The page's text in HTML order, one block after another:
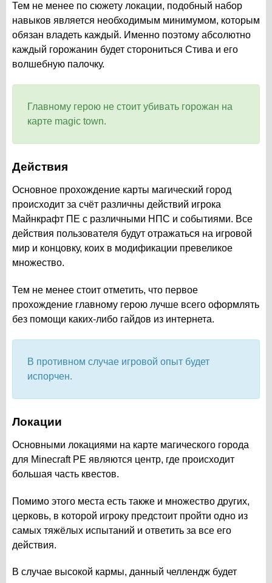
Тем не менее по сюжету локации, подобный набор
навыков является необходимым минимумом, которым
обязан владеть каждый. Именно поэтому абсолютно
каждый горожанин будет сторониться Стива и его
волшебную палочку.
Главному герою не стоит убивать горожан на
карте magic town.
Действия
Основное прохождение карты магический город
происходит за счёт различны действий игрока
Майнкрафт ПЕ с различными НПС и событиями. Все
действия пользователя будут отражаться на игровой
мир и концовку, коих в модификации превеликое
множество.
Тем не менее стоит отметить, что первое
прохождение главному герою лучше всего оформлять
без помощи каких-либо гайдов из интернета.
В противном случае игровой опыт будет
испорчен.
Локации
Основными локациями на карте магического города
для Minecraft PE являются центр, где происходит
большая часть квестов.
Помимо этого места есть также и множество других,
церковь, в которой игроку предстоит пройти одно из
самых тяжёлых испытаний и ответить за все его
действия.
В случае высокой кармы, данный челлендж будет